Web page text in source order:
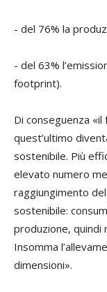
- del 76% la
- del 63%
footprint).
Di conseguenza
quest’ultimo
sostenibile. Più
elevato numero
raggiungimento
sostenibile:
produzione, quindi
Insomma
dimensioni».